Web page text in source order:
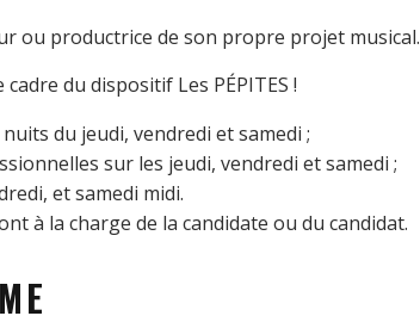
ou productrice de son propre projet musical.
du dispositif Les PÉPITES !
du jeudi, vendredi et samedi ;
sur les jeudi, vendredi et samedi ;
et samedi midi.
à la charge de la candidate ou du candidat.